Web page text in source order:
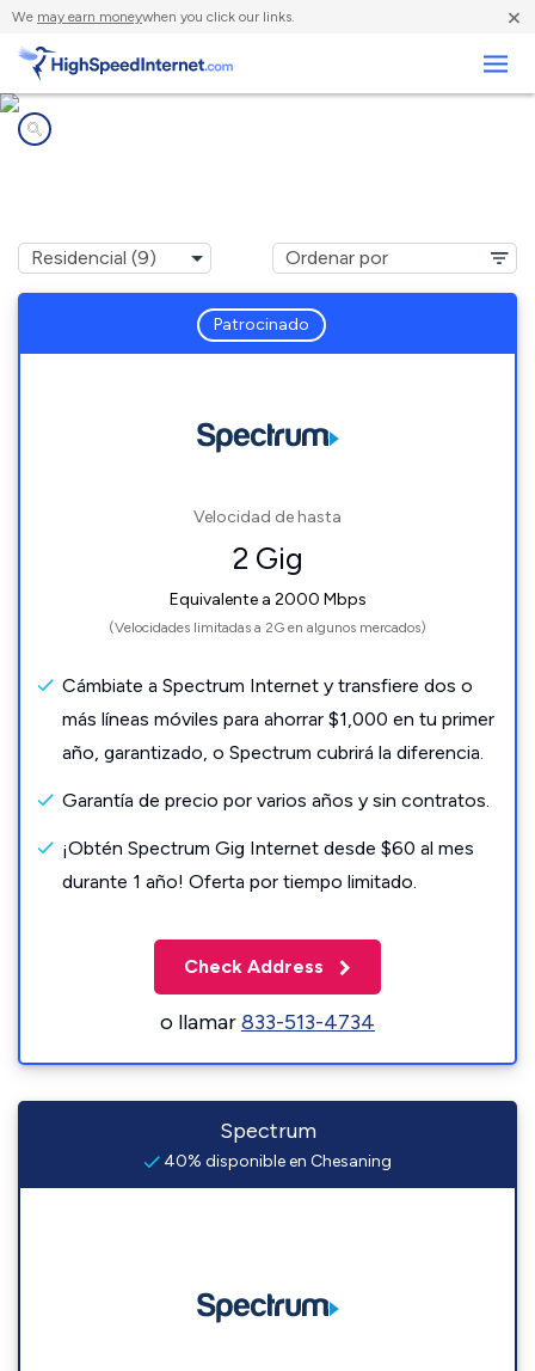
We may earn moneywhen you click our links. ×
Patrocinado
Velocidad de hasta
2 Gig
Equivalente a 2000 Mbps
(Velocidades limitadas a 2G en algunos mercados)
Cámbiate a Spectrum Internet y transfiere dos o
más líneas móviles para ahorrar $1,000 en tu primer
año, garantizado, o Spectrum cubrirá la diferencia.
Garantía de precio por varios años y sin contratos.
¡Obtén Spectrum Gig Internet desde $60 al mes
durante 1 año! Oferta por tiempo limitado.
Check Address
o llamar833-513-4734
Spectrum
40% disponible en Chesaning